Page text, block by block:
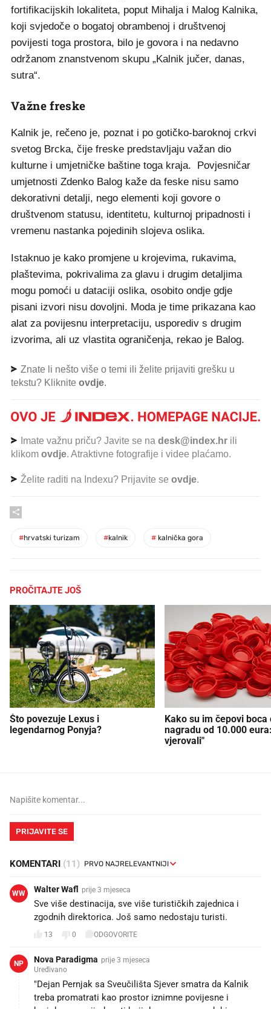
fortifikacijskih lokaliteta, poput Mihalja i Malog Kalnika,
koji svjedoče o bogatoj obrambenoj i društvenoj
povijesti toga prostora, bilo je govora i na nedavno
održanom znanstvenom skupu „Kalnik jučer, danas,
sutra“.
Važne freske
Kalnik je, rečeno je, poznat i po gotičko-baroknoj crkvi
svetog Brcka, čije freske predstavljaju važan dio
kulturne i umjetničke baštine toga kraja. Povjesničar
umjetnosti Zdenko Balog kaže da feske nisu samo
dekorativni detalji, nego elementi koji govore o
društvenom statusu, identitetu, kulturnoj pripadnosti i
vremenu nastanka pojedinih slojeva oslika.
Istaknuo je kako promjene u krojevima, rukavima,
plaštevima, pokrivalima za glavu i drugim detaljima
mogu pomoći u dataciji oslika, osobito ondje gdje
pisani izvori nisu dovoljni. Moda je time prikazana kao
alat za povijesnu interpretaciju, usporediv s drugim
izvorima, ali uz vlastita ograničenja, rekao je Balog.
Znate li nešto više o temi ili želite prijaviti grešku u
tekstu? Kliknite ovdje.
Imate važnu priču? Javite se na desk@index.hr ili
klikom ovdje. Atraktivne fotografije i videe plaćamo.
Želite raditi na Indexu? Prijavite se ovdje.
#hrvatski turizam #kalnik # kalnička gora
PROČITAJTE JOŠ
Što povezuje Lexus i
legendarnog Ponyja?
Kako su im čepovi boca
nagradu od 10.000
vjerovali"
PRIJAVITE SE
KOMENTARI (11)
WW Walter Wafl prije 3 mjeseca
Sve više destinacija, sve više turističkih zajednica i
zgodnih direktorica. Još samo nedostaju turisti.
13 0 ODGOVORITE
NP Nova Paradigma prije 3 mjeseca
Uređivano
"Dejan Pernjak sa Sveučilišta Sjever smatra da Kalnik
treba promatrati kao prostor iznimne povijesne i